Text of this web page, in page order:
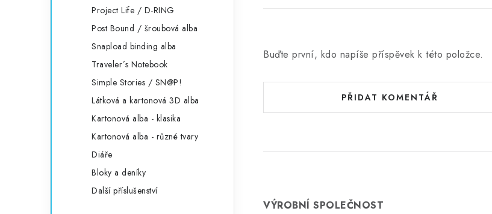
Project Life / D-RING
Post Bound / šroubová alba
Snapload binding alba
Traveler´s Notebook
Simple Stories / SN@P!
Látková a kartonová 3D alba
Kartonová alba - klasika
Kartonová alba - různé tvary
Diáře
Bloky a deníky
Další příslušenství
Buďte první, kdo napíše příspěvek k této položce.
PŘIDAT KOMENTÁŘ
VÝROBNÍ SPOLEČNOST